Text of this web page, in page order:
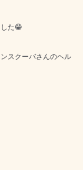
た😁
スクーバさんのヘル